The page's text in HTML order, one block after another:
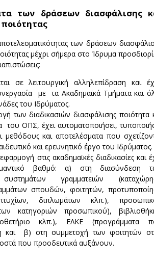
των δράσεων διασφάλισης
των δράσεων
μέχρι σήμερα στο Ίδρυμα
σε λειτουργική αλληλεπίδραση και
με τα Ακαδημαϊκά Τμήματα και
του Ιδρύματος.
των διαδικασιών διασφάλισης ποιότητα
του ΟΠΣ, έχει αυτοματοποιήσει,
μεθόδους και αποτελέσματα που
και ερευνητικό έργο του Ιδρύματος.
στις ακαδημαϊκές διαδικασίες και
βαθμό: α) στη διασύνδεση
γραμματειών
σπουδών, φοιτητών,
πτυχίων, διπλωμάτων κλπ.),
κατηγοριών προσωπικού),
κλπ.), ΕΛΚΕ (προγράμματα
και β) στη συμμετοχή των φοιτητών
που προοδευτικά αυξάνουν.